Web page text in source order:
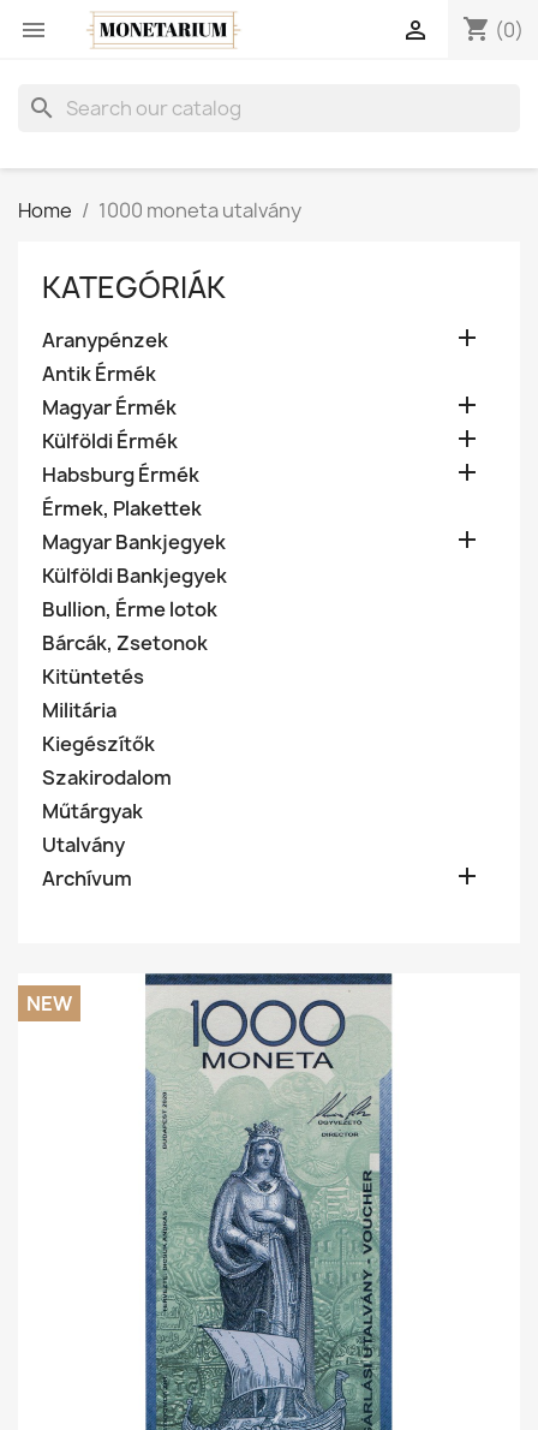
 shopping_cart (0)

search
Home 1000 moneta utalvány
KATEGÓRIÁK
Aranypénzek 
Antik Érmék
Magyar Érmék

Külföldi Érmék 
Habsburg Érmék 
Érmek, Plakettek
Magyar Bankjegyek

Külföldi Bankjegyek
Bullion, Érme lotok
Bárcák, Zsetonok
Kitüntetés
Militária
Kiegészítők
Szakirodalom
Műtárgyak
Utalvány
Archívum

NEW